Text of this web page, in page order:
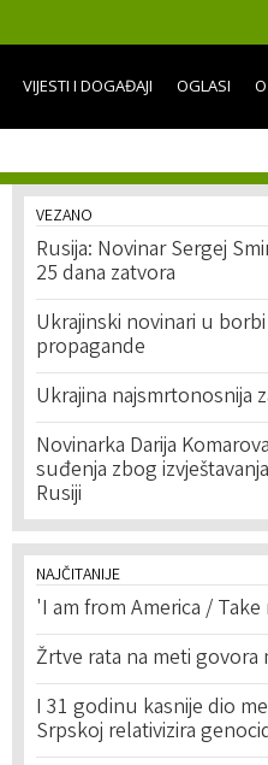
VIJESTI I DOGAĐAJI OGLASI
VEZANO
Rusija: Novinar Sergej
25 dana zatvora
Ukrajinski novinari u
propagande
Ukrajina najsmrtonosnija
Novinarka Darija
suđenja zbog
Rusiji
NAJČITANIJE
'I am from America /
Žrtve rata na meti govora
I 31 godinu kasnije dio
Srpskoj relativizira